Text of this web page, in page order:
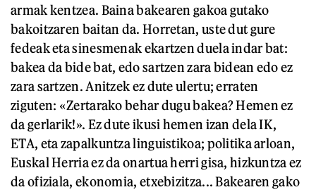
armak kentzea. Baina bakearen gakoa gutako
bakoitzaren baitan da. Horretan, uste dut gure
fedeak eta sinesmenak ekartzen duela indar bat:
bakea da bide bat, edo sartzen zara bidean edo ez
zara sartzen. Anitzek ez dute ulertu; erraten
ziguten: «Zertarako behar dugu bakea? Hemen ez
da gerlarik!». Ez dute ikusi hemen izan dela IK,
ETA, eta zapalkuntza linguistikoa; politika arloan,
Euskal Herria ez da onartua herri gisa, hizkuntza ez
da ofiziala, ekonomia, etxebizitza... Bakearen gako